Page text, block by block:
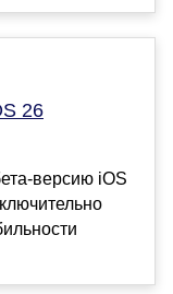
26
версию iOS